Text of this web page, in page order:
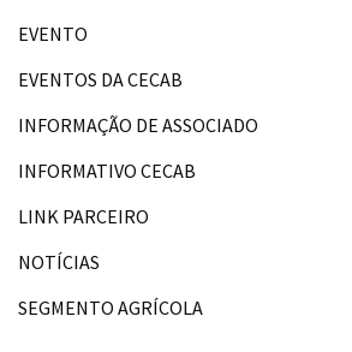
EVENTO
EVENTOS DA CECAB
INFORMAÇÃO DE ASSOCIADO
INFORMATIVO CECAB
LINK PARCEIRO
NOTÍCIAS
SEGMENTO AGRÍCOLA